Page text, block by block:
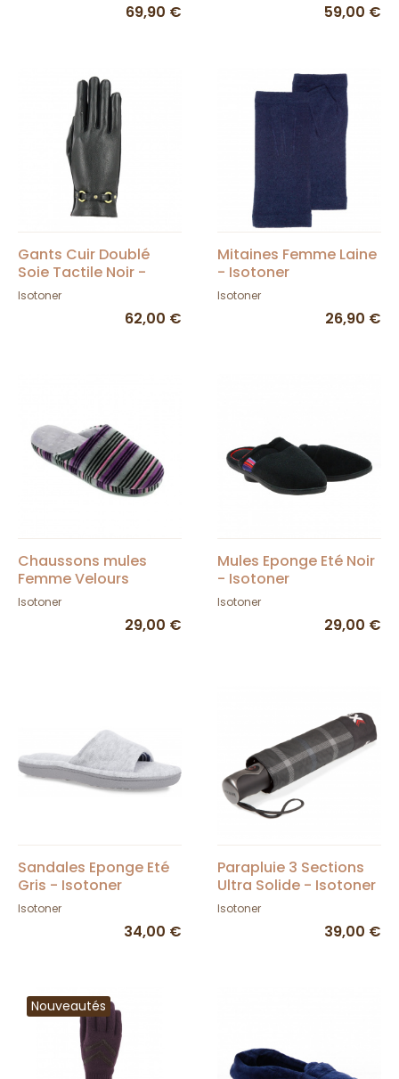
69,90 € 59,00 €
Gants Cuir Doublé
Soie Tactile Noir -
Isotoner
Isotoner
62,00 €
Mitaines Femme Laine
- Isotoner
Isotoner
26,90 €
Chaussons mules
Femme Velours
Semelle X-TRA
CONFORT - Isotoner
Isotoner
29,00 €
Mules Eponge Eté Noir
- Isotoner
Isotoner
29,00 €
Sandales Eponge Eté
Gris - Isotoner
Isotoner
34,00 €
Parapluie 3 Sections
Ultra Solide - Isotoner
Isotoner
39,00 €
Nouveautés